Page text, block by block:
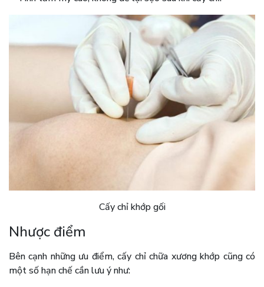
Cấy chỉ khớp gối
Nhược điểm
Bên cạnh những ưu điểm, cấy chỉ chữa xương khớp cũng có
một số hạn chế cần lưu ý như: